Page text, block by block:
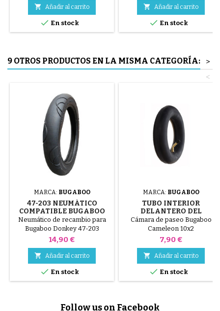
 Añadir al carrito
 En stock
negro, rojo, verde, amarillo y
azul o 3 piezas de acero ( gris )
El neumático se monta a mano,
sin herramientas, para evitar
 Añadir al carrito
 En stock
9 OTROS PRODUCTOS EN LA MISMA CATEGORÍA:
>
<
MARCA: BUGABOO
47-203 NEUMÁTICO
COMPATIBLE BUGABOO
DONKEY STROLLER -
PARA RUEDA TRASERA
Neumático de recambio para
Bugaboo Donkey 47-203
Neumático compatible con la
Bugaboo Donkey. Este
neumático, de tamaño 47-203
(12 pulgadas), permite sustituir
un neumático desgastado
Precio
14,90 €
 Añadir al carrito
 En stock
MARCA: BUGABOO
TUBO INTERIOR
DELANTERO DEL
COCHECITO BUGABOO
CAMELEON
Cámara de paseo Bugaboo
Cameleon 10x2
Precio
7,90 €
 Añadir al carrito
 En stock
Follow us on Facebook